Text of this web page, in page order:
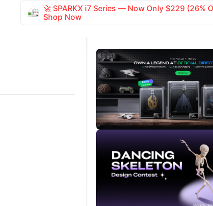
🚀 SPARKX i7 Series — Now Only $229 (26%
Shop Now